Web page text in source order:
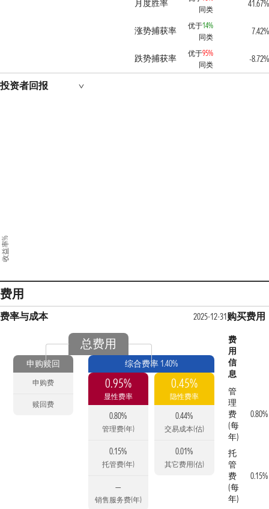
月度胜率
同类
41.67%
涨势捕获率 优于14%
同类
7.42%
跌势捕获率 优于95%
同类
-8.72%
投资者回报
收益率%
费用
费率与成本 2025-12-31
总费用
申购赎回
申购费
赎回费
综合费率 1.40%
0.95%
显性费率
0.80%
管理费(年)
0.15%
托管费(年)
—
销售服务费(年)
0.45%
隐性费率
0.44%
交易成本(估)
0.01%
其它费用(估)
购买费用
费
用
信
息
管
理
费
(每
年)
0.80%
托
管
费
(每
年)
0.15%